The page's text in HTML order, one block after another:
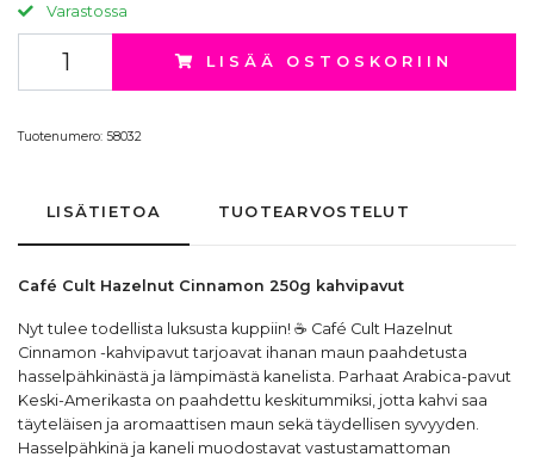
Varastossa
LISÄÄ OSTOSKORIIN
Tuotenumero: 58032
LISÄTIETOA TUOTEARVOSTELUT
Café Cult Hazelnut Cinnamon 250g kahvipavut
Nyt tulee todellista luksusta kuppiin! ☕ Café Cult Hazelnut
Cinnamon - kahvipavuttarjoavat ihanan maun paahdetusta
hasselpähkinästä ja lämpimästä kanelista. Parhaat Arabica-pavut
Keski-Amerikasta on paahdettu keskitummiksi, jotta kahvi saa
täyteläisen ja aromaattisen maun sekä täydellisen syvyyden.
Hasselpähkinä ja kaneli muodostavat vastustamattoman